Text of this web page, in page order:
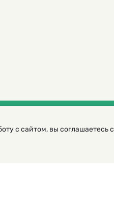
с сайтом, вы соглашаетесь с